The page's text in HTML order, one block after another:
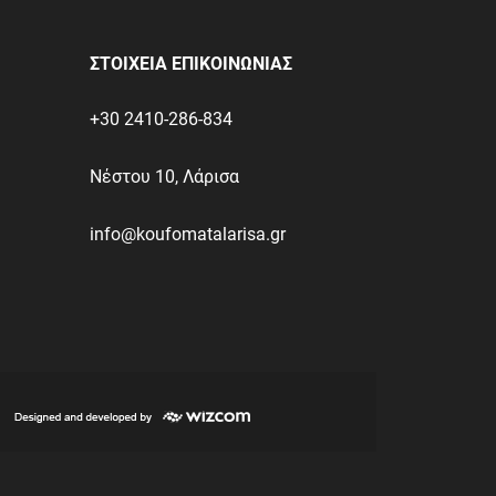
ΣΤΟΙΧΕΙΑ ΕΠΙΚΟΙΝΩΝΙΑΣ
+30 2410-286-834
Νέστου 10, Λάρισα
info@koufomatalarisa.gr